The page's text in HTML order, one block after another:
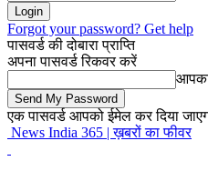
Forgot your password? Get help
पासवर्ड की दोबारा प्राप्ति
अपना पासवर्ड रिकवर करें
एक पासवर्ड आपको ईमेल कर दिया
News India 365 | ख़बरों का फीवर